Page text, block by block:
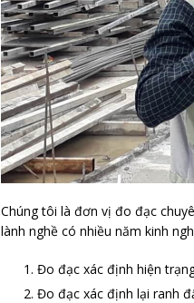
Chúng tôi là đơn vị đo đạc
lành nghề có nhiều năm kinh
Đo đạc xác định hiện
Đo đạc xác định lại ranh